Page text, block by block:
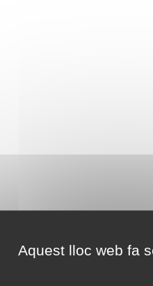
Aquest lloc web fa